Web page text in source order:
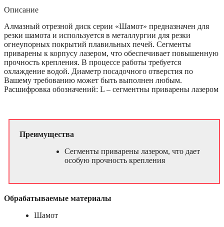
Описание
Алмазный отрезной диск серии «Шамот» предназначен для
резки шамота и используется в металлургии для резки
огнеупорных покрытий плавильных печей. Cегменты
приварены к корпусу лазером, что обеспечивает повышенную
прочность крепления. В процессе работы требуется
охлаждение водой. Диаметр посадочного отверстия по
Вашему требованию может быть выполнен любым.
Расшифровка обозначений: L – сегментны приварены лазером
Преимущества
Сегменты приварены лазером, что дает
особую прочность крепления
Обрабатываемые материалы
Шамот